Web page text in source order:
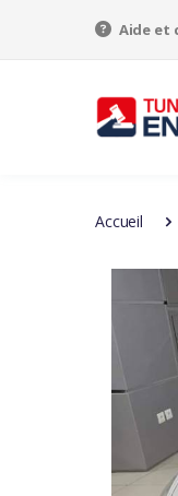
Aide et
Accueil